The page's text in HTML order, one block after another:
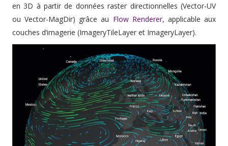
en 3D à partir de données raster directionnelles (Vector-UV
ou Vector-MagDir) grâce au Flow Renderer, applicable aux
couches d’imagerie (ImageryTileLayer et ImageryLayer).